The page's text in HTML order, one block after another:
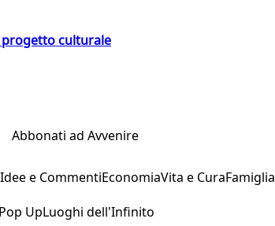
progetto culturale
Abbonati ad Avvenire
Idee e CommentiEconomiaVita e CuraFamiglia
Pop UpLuoghi dell'Infinito